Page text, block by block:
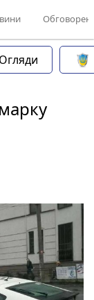
Огляди